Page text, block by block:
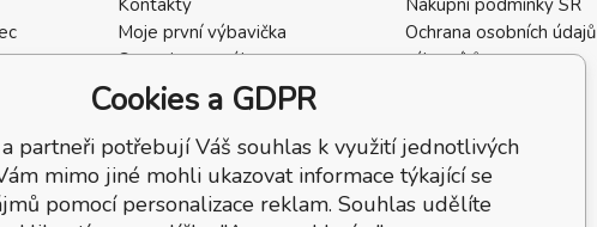
Kontakty
Moje první výbavička
Ceny dopravného
Vrácení zboží / Reklamace
Reklamace
Recenze
Nákupní podmínky SR
Ochrana osobních údajů
zákazníků
Cookies a GDPR
partneři potřebují Váš souhlas k využití jednotlivých
mimo jiné mohli ukazovat informace týkající se
pomocí personalizace reklam. Souhlas udělíte